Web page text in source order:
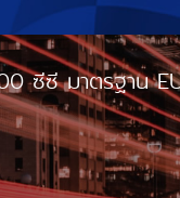
ซีซี มาตรฐาน